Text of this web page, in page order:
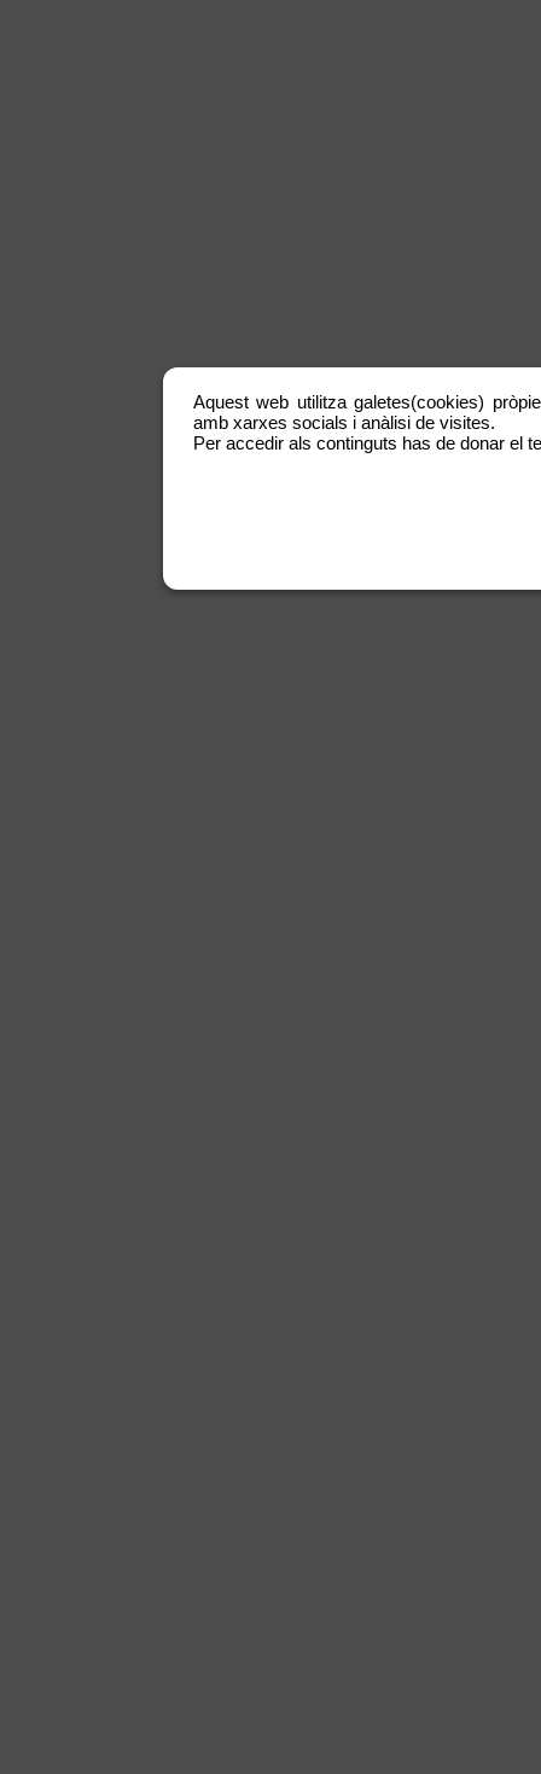
Aquest web utilitza galetes(cookies)
amb xarxes socials i anàlisi de visites.
Per accedir als continguts has de donar el